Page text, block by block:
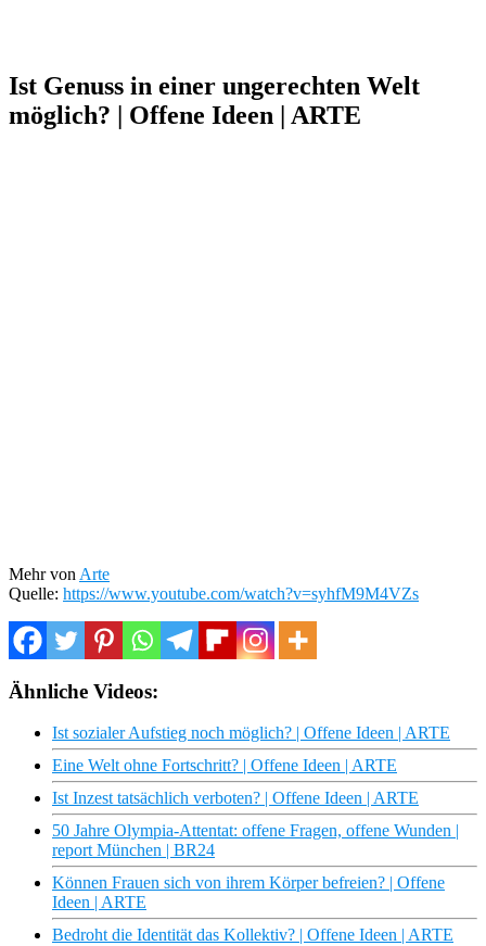
Ist Genuss in einer ungerechten Welt
möglich? | Offene Ideen | ARTE
Mehr von Arte
Quelle: https://www.youtube.com/watch?v=syhfM9M4VZs
Ähnliche Videos:
Ist sozialer Aufstieg noch möglich? | Offene Ideen | ARTE
Eine Welt ohne Fortschritt? | Offene Ideen | ARTE
Ist Inzest tatsächlich verboten? | Offene Ideen | ARTE
50 Jahre Olympia-Attentat: offene Fragen, offene Wunden |
report München | BR24
Können Frauen sich von ihrem Körper befreien? | Offene
Ideen | ARTE
Bedroht die Identität das Kollektiv? | Offene Ideen | ARTE